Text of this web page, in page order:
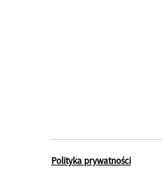
Polityka prywatności